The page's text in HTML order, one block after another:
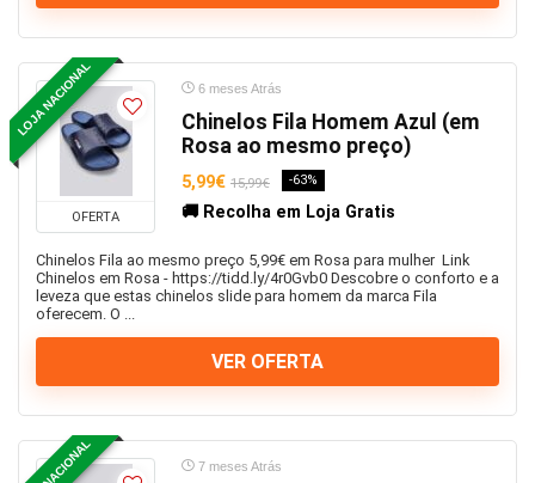
LOJA NACIONAL
OFERTA
6 meses Atrás
Chinelos Fila Homem Azul (em
Rosa ao mesmo preço)
5,99€ 15,99€ -63%
🚚 Recolha em Loja Gratis
Chinelos Fila ao mesmo preço 5,99€ em Rosa para mulher Link
Chinelos em Rosa - https://tidd.ly/4r0Gvb0 Descobre o conforto e a
leveza que estas chinelos slide para homem da marca Fila
oferecem. O ...
VER OFERTA
7 meses Atrás